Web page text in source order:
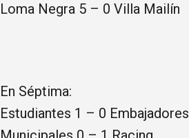
Loma Negra 5 – 0 Villa Mailín
En Séptima:
Estudiantes 1 – 0 Embajadores